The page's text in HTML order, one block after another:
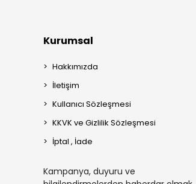
Kurumsal
Hakkımızda
İletişim
Kullanıcı Sözleşmesi
KKVK ve Gizlilik Sözleşmesi
İptal , İade
Kampanya, duyuru ve